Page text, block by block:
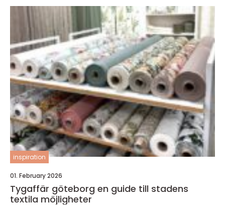
inspiration
01. February 2026
Tygaffär göteborg en guide till stadens
textila möjligheter